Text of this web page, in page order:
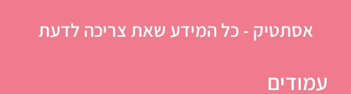
אסתטיק - כל המידע שאת צריכה לדעת
עמודים